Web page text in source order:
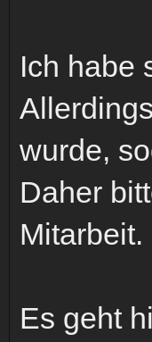
Ich habe
wurde,
Daher
Mitarbeit.
Es geht